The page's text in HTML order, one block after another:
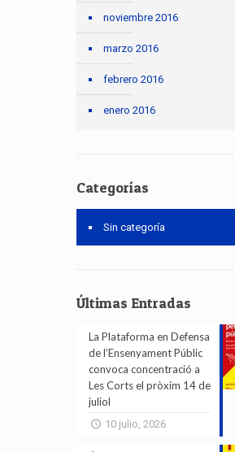
noviembre 2016
marzo 2016
febrero 2016
enero 2016
Categorías
Sin categoría
Últimas Entradas
La Plataforma en Defensa
de l’Ensenyament Públic
convoca concentració a
Les Corts el pròxim 14 de
juliol
10 julio, 2026